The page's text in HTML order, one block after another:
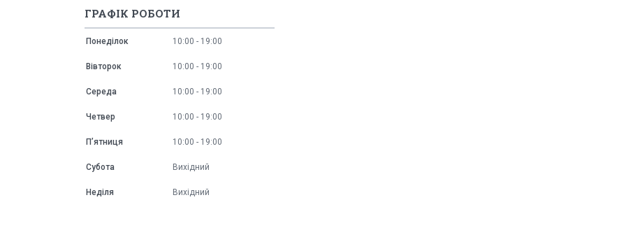
ГРАФІК РОБОТИ
Понеділок 10:00 19:00
Вівторок 10:00 19:00
Середа 10:00 19:00
Четвер 10:00 19:00
Пʼятниця 10:00 19:00
Субота Вихідний
Неділя Вихідний